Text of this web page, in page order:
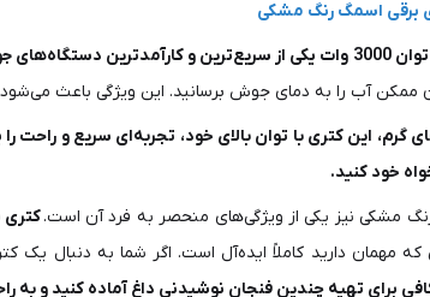
برقی اسمگ رنگ مشکی
ممکن آب را به دمای جوش برسانید. این ویژگی باعث
این کتری با توان بالای خود، تجربه‌ای سریع و راحت
خود کنید.
رنگ مشکی نیز یکی از ویژگی‌های منحصر به فرد آن است.کتری
که مهمان دارید کاملاً ایده‌آل است. اگر شما به دنبال